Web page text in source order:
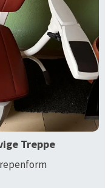
Treppe